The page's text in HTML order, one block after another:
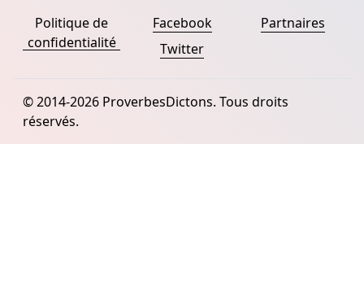
Politique de
confidentialité
Facebook
Twitter
Partnaires
© 2014-2026 ProverbesDictons. Tous droits
réservés.